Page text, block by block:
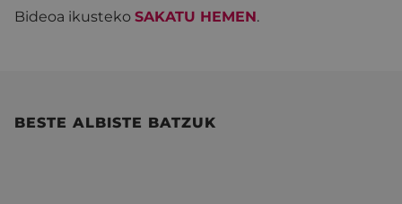
Bideoa ikusteko SAKATU HEMEN.
BESTE ALBISTE BATZUK